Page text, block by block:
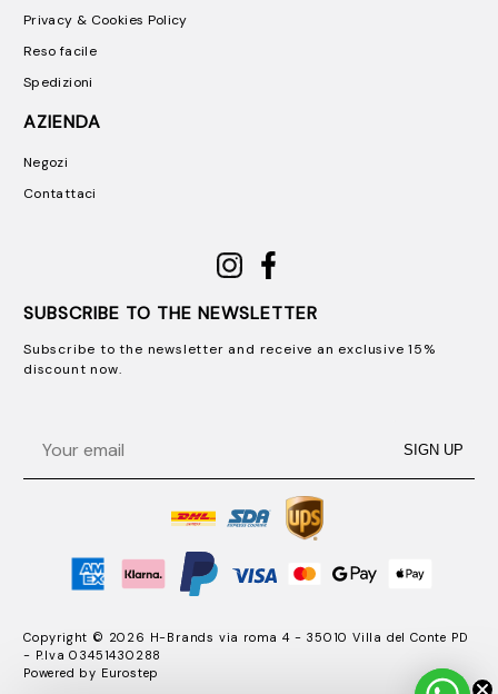
Privacy & Cookies Policy
Reso facile
Spedizioni
AZIENDA
Negozi
Contattaci
SUBSCRIBE TO THE NEWSLETTER
Subscribe to the newsletter and receive an exclusive 15%
discount now.
SIGN UP
Copyright © 2026 H-Brands via roma 4 - 35010 Villa del Conte PD
- P.Iva 03451430288
Powered by Eurostep